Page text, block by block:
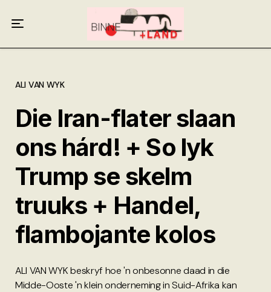
ALI VAN WYK
Die Iran-flater slaan
ons hárd! + So lyk
Trump se skelm
truuks + Handel,
flambojante kolos
ALI VAN WYK beskryf hoe 'n onbesonne daad in die
Midde-Ooste 'n klein onderneming in Suid-Afrika kan
Meer oor ons
Anneliese Burgess
Ali van Wyk
Piet Croucamp
Willem Kempen
Gas + Poste
Kop + Knoper